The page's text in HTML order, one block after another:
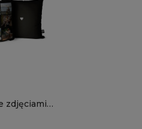
zdjęciami
czarna | 8